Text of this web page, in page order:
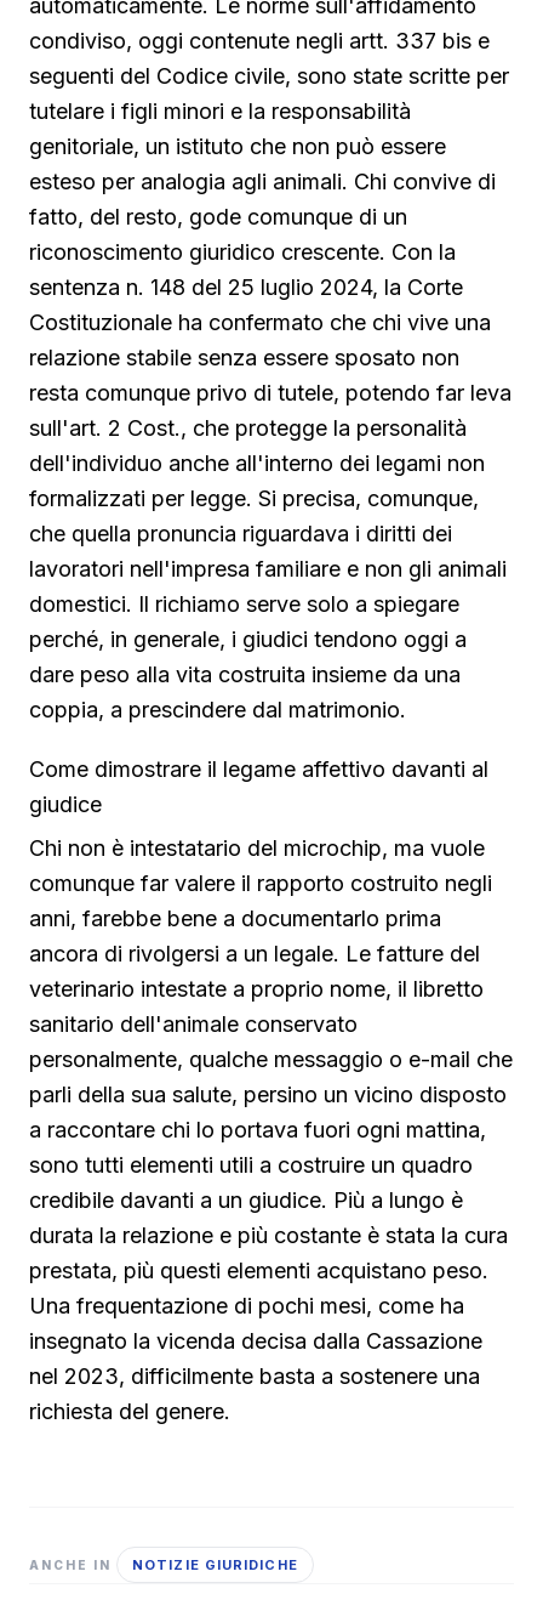
automaticamente. Le norme sull'affidamento
condiviso, oggi contenute negli artt. 337 bis e
seguenti del Codice civile, sono state scritte per
tutelare i figli minori e la responsabilità
genitoriale, un istituto che non può essere
esteso per analogia agli animali. Chi convive di
fatto, del resto, gode comunque di un
riconoscimento giuridico crescente. Con la
sentenza n. 148 del 25 luglio 2024, la Corte
Costituzionale ha confermato che chi vive una
relazione stabile senza essere sposato non
resta comunque privo di tutele, potendo far leva
sull'art. 2 Cost., che protegge la personalità
dell'individuo anche all'interno dei legami non
formalizzati per legge. Si precisa, comunque,
che quella pronuncia riguardava i diritti dei
lavoratori nell'impresa familiare e non gli animali
domestici. Il richiamo serve solo a spiegare
perché, in generale, i giudici tendono oggi a
dare peso alla vita costruita insieme da una
coppia, a prescindere dal matrimonio.
Come dimostrare il legame affettivo davanti al
giudice
Chi non è intestatario del microchip, ma vuole
comunque far valere il rapporto costruito negli
anni, farebbe bene a documentarlo prima
ancora di rivolgersi a un legale. Le fatture del
veterinario intestate a proprio nome, il libretto
sanitario dell'animale conservato
personalmente, qualche messaggio o e-mail che
parli della sua salute, persino un vicino disposto
a raccontare chi lo portava fuori ogni mattina,
sono tutti elementi utili a costruire un quadro
credibile davanti a un giudice. Più a lungo è
durata la relazione e più costante è stata la cura
prestata, più questi elementi acquistano peso.
Una frequentazione di pochi mesi, come ha
insegnato la vicenda decisa dalla Cassazione
nel 2023, difficilmente basta a sostenere una
richiesta del genere.
ANCHE IN NOTIZIE GIURIDICHE